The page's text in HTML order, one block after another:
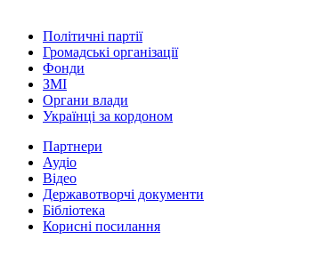
Політичні партії
Громадські організації
Фонди
ЗМІ
Органи влади
Українці за кордоном
Партнери
Аудіо
Відео
Державотворчі документи
Бібліотека
Корисні посилання